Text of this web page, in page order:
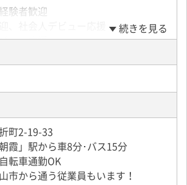
わず、まずは丁寧な同乗研修からス
ント
ト確認
べます。
月程度。
度に合わせて進めるので安心です。
ったことがあればすぐに相談できる
験者歓迎
ュー応援
不問・ブランクOK
歓迎
代、50代活躍中
せます＞
手
ー
続きを見る
町2-19-33
霞」駅から車8分･バス15分
転車通勤OK
市から通う従業員もいます！